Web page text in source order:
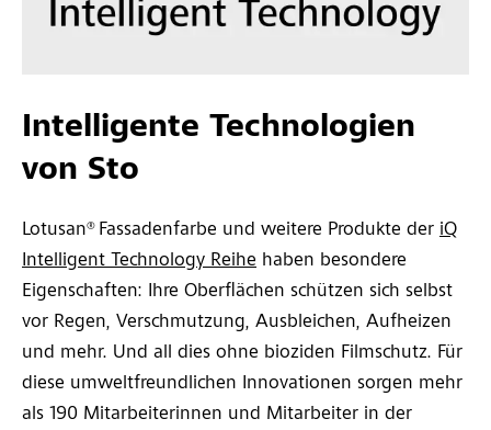
Intelligente Technologien
von Sto
Lotusan® Fassadenfarbe und weitere Produkte der iQ
Intelligent Technology Reihe haben besondere
Eigenschaften: Ihre Oberflächen schützen sich selbst
vor Regen, Verschmutzung, Ausbleichen, Aufheizen
und mehr. Und all dies ohne bioziden Filmschutz. Für
diese umweltfreundlichen Innovationen sorgen mehr
als 190 Mitarbeiterinnen und Mitarbeiter in der